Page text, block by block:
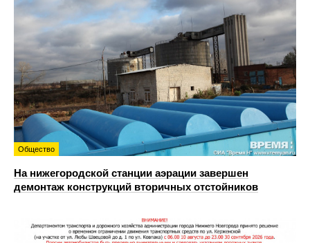
Общество
На нижегородской станции аэрации завершен
демонтаж конструкций вторичных отстойников